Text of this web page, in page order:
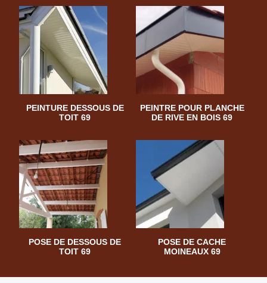
PEINTURE DESSOUS DE
TOIT 69
PEINTRE POUR PLANCHE
DE RIVE EN BOIS 69
POSE DE DESSOUS DE
TOIT 69
POSE DE CACHE
MOINEAUX 69